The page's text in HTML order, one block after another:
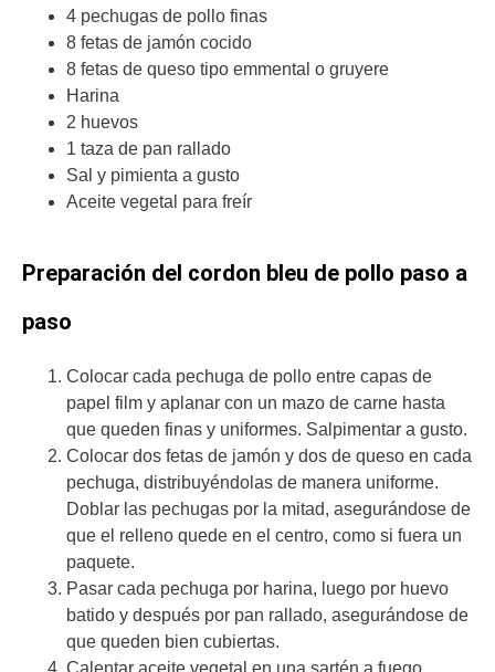
4 pechugas de pollo finas
8 fetas de jamón cocido
8 fetas de queso tipo emmental o gruyere
Harina
2 huevos
1 taza de pan rallado
Sal y pimienta a gusto
Aceite vegetal para freír
Preparación del cordon bleu de pollo paso a
paso
Colocar cada pechuga de pollo entre capas de
papel film y aplanar con un mazo de carne hasta
que queden finas y uniformes. Salpimentar a gusto.
Colocar dos fetas de jamón y dos de queso en cada
pechuga, distribuyéndolas de manera uniforme.
Doblar las pechugas por la mitad, asegurándose de
que el relleno quede en el centro, como si fuera un
paquete.
Pasar cada pechuga por harina, luego por huevo
batido y después por pan rallado, asegurándose de
que queden bien cubiertas.
Calentar aceite vegetal en una sartén a fuego